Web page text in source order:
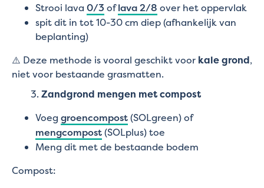
Strooi lava 0/3 oflava 2/8 over het oppervlak
spit dit in tot 10-30 cm diep (afhankelijk van
beplanting)
⚠️ Deze methode is vooral geschikt voor kale grond,
niet voor bestaande grasmatten.
3. Zandgrond mengen met compost
Voeg groencompost(SOLgreen) of
mengcompost(SOLplus) toe
Meng dit met de bestaande bodem
Compost: